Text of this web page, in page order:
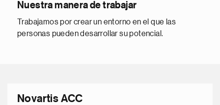
Nuestra manera de trabajar
Trabajamos por crear un entorno en el que las
personas pueden desarrollar su potencial.
Novartis ACC